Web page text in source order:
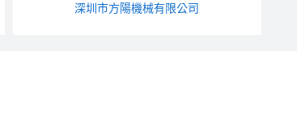
深圳市方陽機械有限公司